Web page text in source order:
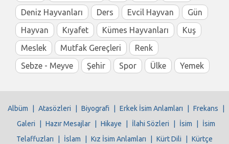
Deniz Hayvanları
Ders Evcil Hayvan
Gün
Hayvan
Kıyafet Kümes Hayvanları
Kuş
Meslek
Mutfak Gereçleri
Renk
Sebze - Meyve
Şehir Spor Ülke Yemek
Albüm Atasözleri Biyografi Erkek İsim Anlamları Frekans
Galeri
Hazır Mesajlar Hikaye İlahi Sözleri İsim
İsim
Telaffuzları
İslam Kız İsim Anlamları Kürt Dili
Kürtçe